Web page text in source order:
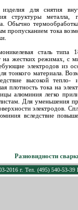
для снятия
структуры металла,
Обычно
пропусканием тока
сталь типа
на жестких режимах, с
электродов из
тонкого материала.
высокой тепло- и
плотность тока на
алюминия легко
Для уменьшения
электродов.
вследствие
Разновидности
2016 г. Тел. (495) 540-53-